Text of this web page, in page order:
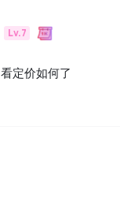
Lv.7
看定价如何了